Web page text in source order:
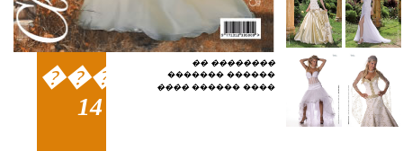
����
14
�� ��������
������� ������
���� ������ ����